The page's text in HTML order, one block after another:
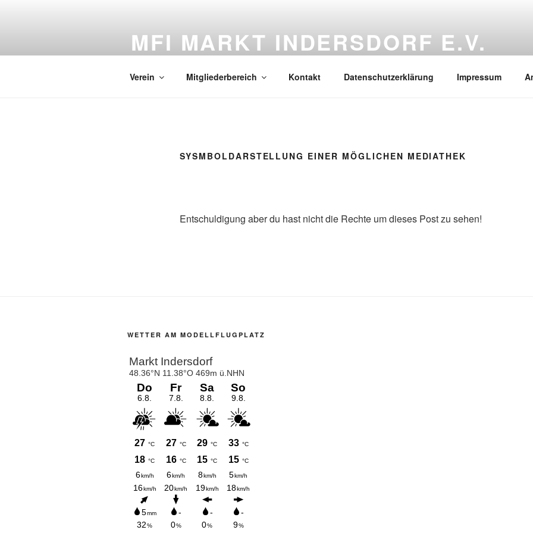
MFI MARKT INDERSDORF E.V.
Verein Mitgliederbereich Kontakt Datenschutzerklärung Impressum
SYSMBOLDARSTELLUNG EINER MÖGLICHEN MEDIATHEK
Entschuldigung aber du hast nicht die Rechte um dieses Post zu sehen!
WETTER AM MODELLFLUGPLATZ